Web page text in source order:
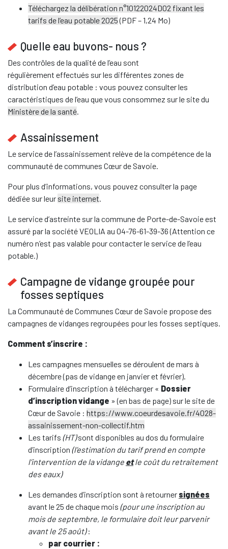
Téléchargez la délibération n°10122024D02 fixant les
tarifs de l’eau potable 2025(PDF – 1,24 Mo)
Quelle eau buvons- nous ?
Des contrôles de la qualité de l’eau sont
régulièrement effectués sur les différentes zones de
distribution d’eau potable : vous pouvez consulter les
caractéristiques de l’eau que vous consommez sur le site du
Ministère de la santé.
Assainissement
Le service de l’assainissement relève de la compétence de la
communauté de communes Cœur de Savoie.
Pour plus d’informations, vous pouvez consulter la page
dédiée sur leur site internet.
Le service d’astreinte sur la commune de Porte-de-Savoie est
assuré par la société VEOLIA au 04-76-61-39-36 (Attention ce
numéro n’est pas valable pour contacter le service de l’eau
potable.)
Campagne de vidange groupée pour
fosses septiques
La Communauté de Communes Cœur de Savoie propose des
campagnes de vidanges regroupées pour les fosses septiques.
Comment s’inscrire :
Les campagnes mensuelles se déroulent de mars à
décembre (pas de vidange en janvier et février).
Formulaire d’inscription à télécharger « Dossier
d’inscription vidange » (en bas de page) sur le site de
Cœur de Savoie : https://www.coeurdesavoie.fr/4028-
assainissement-non-collectif.htm
Les tarifs (HT)sont disponibles au dos du formulaire
d’inscription (l’estimation du tarif prend en compte
l’intervention de la vidange etle coût du retraitement
des eaux)
Les demandes d’inscription sont à retourner signées
avant le 25 de chaque mois (pour une inscription au
mois de septembre, le formulaire doit leur parvenir
avant le 25 août):
par courrier :